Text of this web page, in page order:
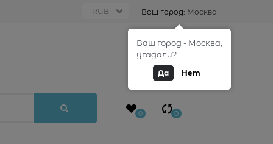
Ваш город: Москва
0
0 0
Ваш город - Москва,
угадали?
Да Нет